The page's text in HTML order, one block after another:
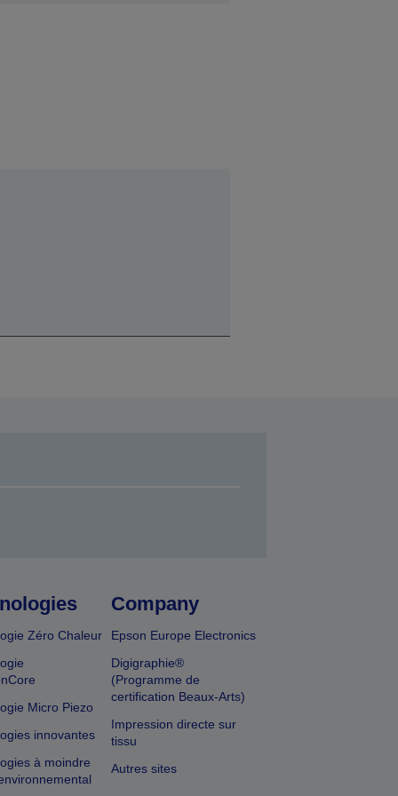
Zéro Chaleur
Micro Piezo
innovantes
à moindre
Company
Epson Europe Electronics
Digigraphie®
(Programme de
certification Beaux-Arts)
Impression directe sur
tissu
Autres sites